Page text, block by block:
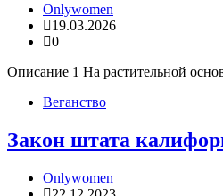
Onlywomen
19.03.2026
0
Описание 1 На растительной
Веганство
Закон штата
Onlywomen